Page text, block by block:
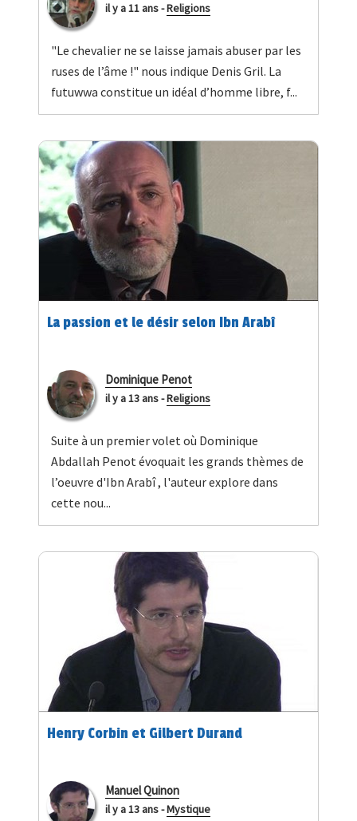
il y a 11 ans-Religions
"Le chevalier ne se laisse jamais abuser par les
ruses de l’âme !" nous indique Denis Gril. La
futuwwa constitue un idéal d’homme libre, f...
La passion et le désir selon Ibn Arabî
Dominique Penot
il y a 13 ans-Religions
Suite à un premier volet où Dominique
Abdallah Penot évoquait les grands thèmes de
l’oeuvre d'Ibn Arabî , l'auteur explore dans
cette nou...
Henry Corbin et Gilbert Durand
Manuel Quinon
il y a 13 ans-Mystique